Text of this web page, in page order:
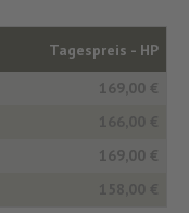
Tagespreis - HP
169,00 €
169,00 €